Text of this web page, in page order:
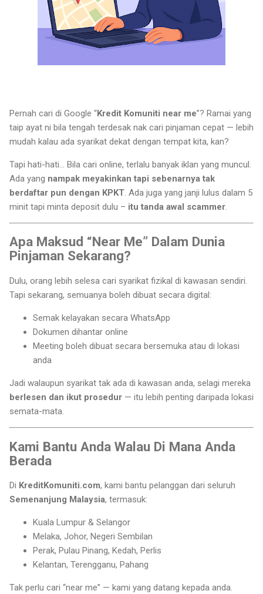
Pernah cari di Google “Kredit Komuniti near me”? Ramai yang
taip ayat ni bila tengah terdesak nak cari pinjaman cepat — lebih
mudah kalau ada syarikat dekat dengan tempat kita, kan?
Tapi hati-hati… Bila cari online, terlalu banyak iklan yang muncul.
Ada yang nampak meyakinkan tapi sebenarnya tak
berdaftar pun dengan KPKT . Ada juga yang janji lulus dalam 5
minit tapi minta deposit dulu – itu tanda awal scammer
Apa Maksud “Near Me” Dalam Dunia
Pinjaman Sekarang?
Dulu, orang lebih selesa cari syarikat fizikal di kawasan sendiri.
Tapi sekarang, semuanya boleh dibuat secara digital:
Semak kelayakan secara WhatsApp
Dokumen dihantar online
Meeting boleh dibuat secara bersemuka atau di lokasi
anda
Jadi walaupun syarikat tak ada di kawasan anda, selagi mereka
berlesen dan ikut prosedur — itu lebih penting daripada lokasi
semata-mata.
Kami Bantu Anda Walau Di Mana Anda
Berada
Di KreditKomuniti.com, kami bantu pelanggan dari seluruh
Semenanjung Malaysia, termasuk:
Kuala Lumpur & Selangor
Melaka, Johor, Negeri Sembilan
Perak, Pulau Pinang, Kedah, Perlis
Kelantan, Terengganu, Pahang
Tak perlu cari “near me” — kami yang datang kepada anda.